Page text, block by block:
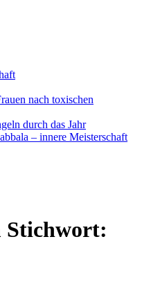
nach toxischen
durch das Jahr
– innere Meisterschaft
Stichwort: